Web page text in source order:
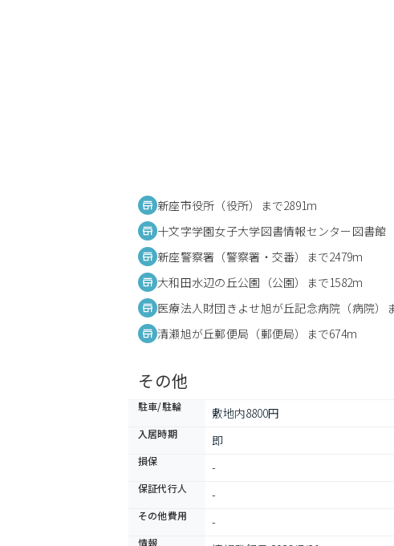
新座市役所（役所）まで2891m
十文字学園女子大学図書情報センター図書館
新座警察署（警察署・交番）まで2479m
大和田水辺の丘公園（公園）まで1582m
医療法人財団きよせ旭が丘記念病院（病院）
清瀬旭が丘郵便局（郵便局）まで674m
その他
駐車/駐輪 敷地内8800円
入居時期 即
損保 -
保証代行人 -
その他費用 -
情報